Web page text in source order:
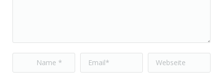
Name * Email * Webseite